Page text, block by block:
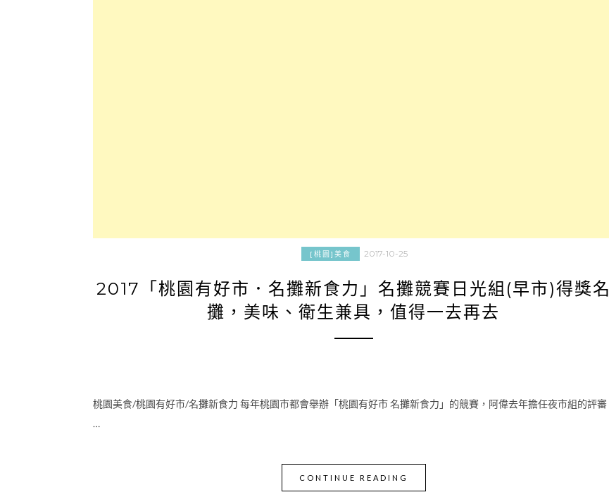
[桃園]美食 2017-10-25
2017「桃園有好市．名攤新食力」名攤競賽日光組(早市)得獎名
攤，美味、衛生兼具，值得一去再去
桃園美食/桃園有好市/名攤新食力 每年桃園市都會舉辦「桃園有好市 名攤新食力」的競賽，阿偉去年擔任夜市組的評審
…
CONTINUE READING